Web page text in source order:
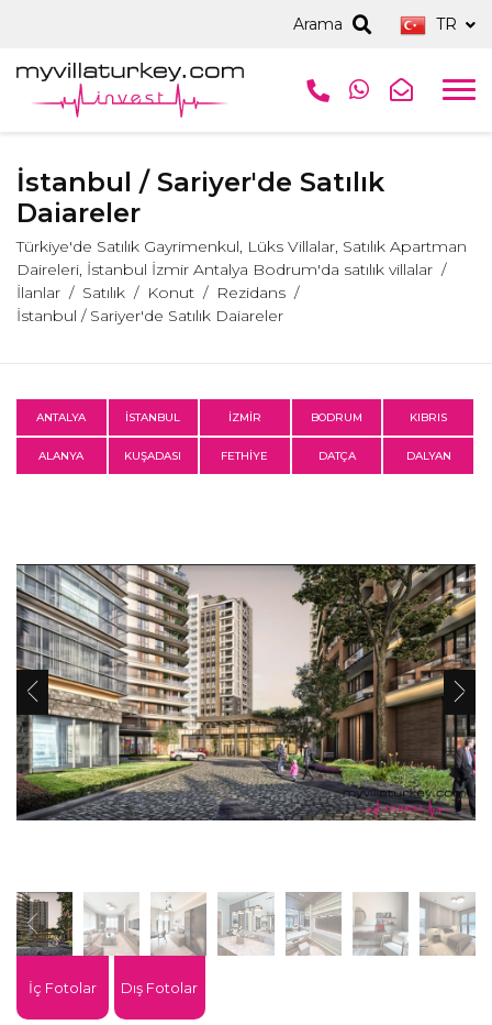
Arama TR
İstanbul / Sariyer'de Satılık
Daiareler
Türkiye'de Satılık Gayrimenkul, Lüks Villalar, Satılık Apartman
Daireleri, İstanbul İzmir Antalya Bodrum'da satılık villalar
İlanlar
Satılık Konut
Rezidans
İstanbul / Sariyer'de Satılık Daiareler
ANTALYA İSTANBUL İZMİR BODRUM KIBRIS
ALANYA KUŞADASI FETHİYE DATÇA DALYAN
İç Fotolar Dış Fotolar